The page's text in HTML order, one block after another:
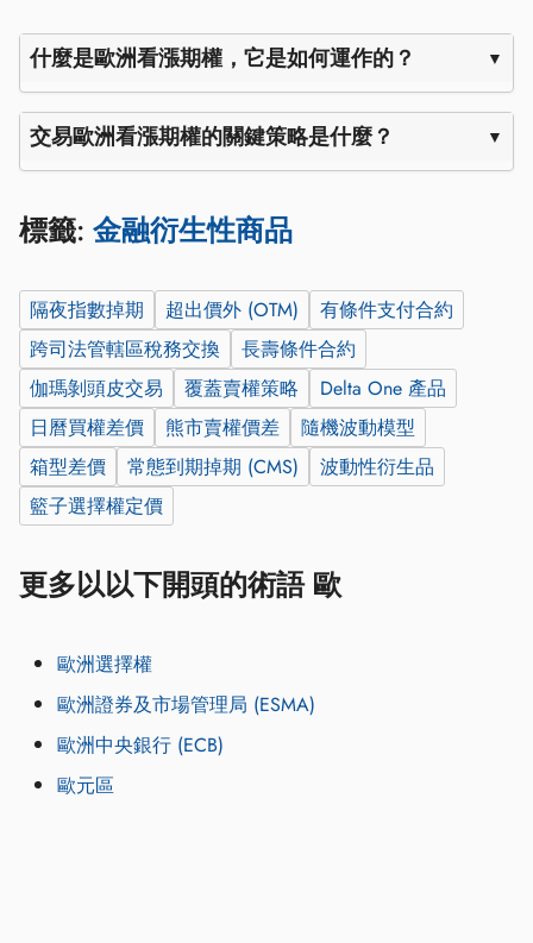
什麼是歐洲看漲期權，它是如何運作的？
交易歐洲看漲期權的關鍵策略是什麼？
標籤: 金融衍生性商品
隔夜指數掉期 超出價外 (OTM)
有條件支付合約
跨司法管轄區稅務交換
長壽條件合約
伽瑪剝頭皮交易
覆蓋賣權策略
Delta One 產品
日曆買權差價
熊市賣權價差
隨機波動模型
箱型差價
常態到期掉期 (CMS)
波動性衍生品
籃子選擇權定價
更多以以下開頭的術語 歐
歐洲選擇權
歐洲證券及市場管理局 (ESMA)
歐洲中央銀行 (ECB)
歐元區